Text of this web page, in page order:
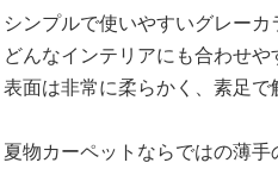
シンプルで使いやすいグレーカ
どんなインテリアにも合わせや
表面は非常に柔らかく、素足で
夏物カーペットならではの薄手